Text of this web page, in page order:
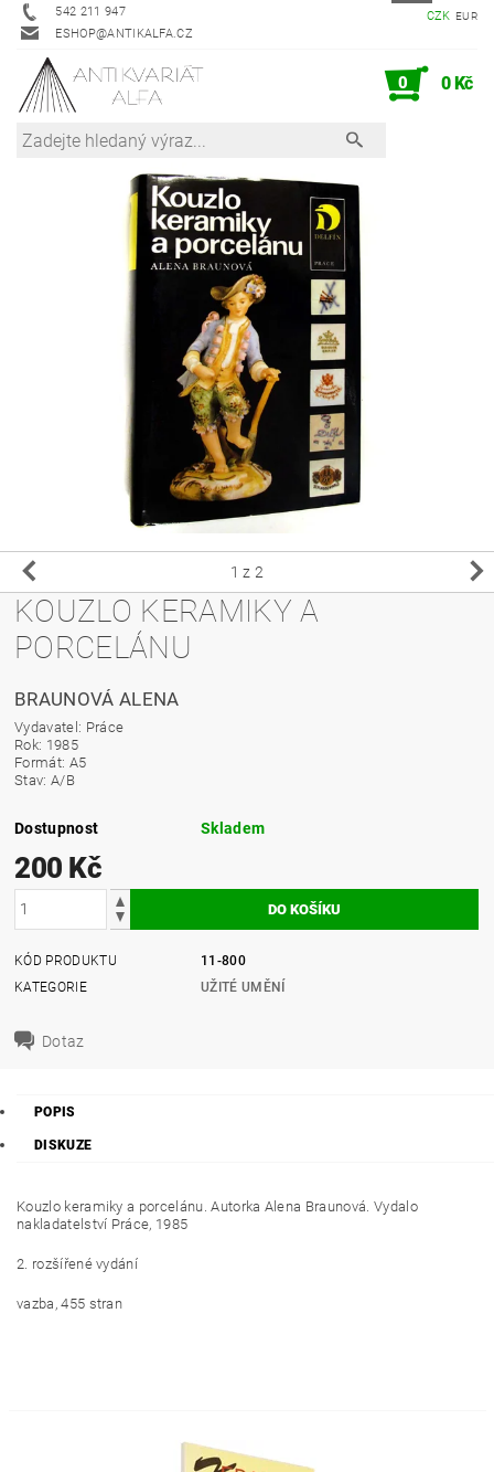
542 211 947
ESHOP@ANTIKALFA.CZ
CZK EUR
0 0 Kč
1 z 2
KOUZLO KERAMIKY A
PORCELÁNU
BRAUNOVÁ ALENA
Vydavatel: Práce
Rok: 1985
Formát: A5
Stav: A/B
Dostupnost Skladem
200 Kč
KÓD PRODUKTU
11-800
KATEGORIE
UŽITÉ UMĚNÍ
Dotaz
POPIS
DISKUZE
Kouzlo keramiky a porcelánu. Autorka Alena Braunová. Vydalo
nakladatelství Práce, 1985
2. rozšířené vydání
vazba, 455 stran